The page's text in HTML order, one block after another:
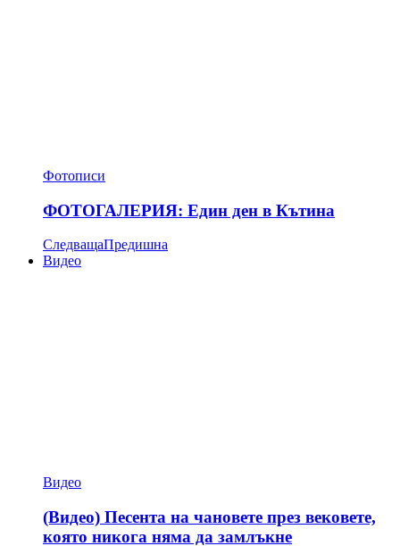
Фотописи
ФОТОГАЛЕРИЯ: Един ден в Кътина
СледващаПредишна
Видео
Видео
(Видео) Песента на чановете през вековете,
която никога няма да замлъкне